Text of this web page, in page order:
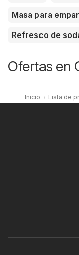
Masa para
Refresco de
Ofertas en
Inicio Lista de